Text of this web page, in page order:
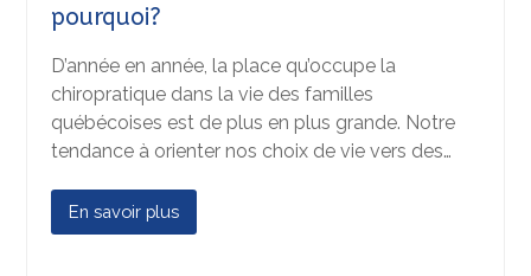
pourquoi?
D’année en année, la place qu’occupe la
chiropratique dans la vie des familles
québécoises est de plus en plus grande. Notre
tendance à orienter nos choix de vie vers des…
En savoir plus